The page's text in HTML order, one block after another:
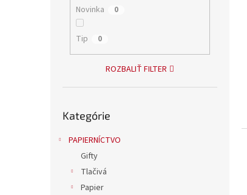
Novinka 0
Tip 0
ROZBALIŤ FILTER
kategórie
Kategórie
PAPIERNÍCTVO
Gifty
Tlačivá
Papier